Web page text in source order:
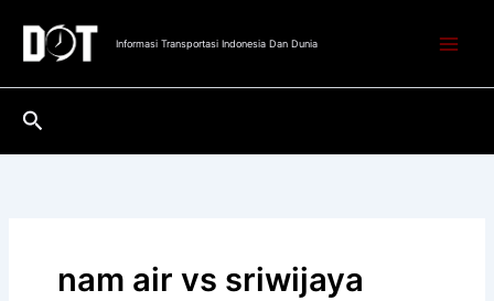
konten
Informasi Transportasi Indonesia Dan Dunia
Cari
nam air vs sriwijaya